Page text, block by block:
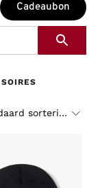
Cadeaubon
Standaard sortering